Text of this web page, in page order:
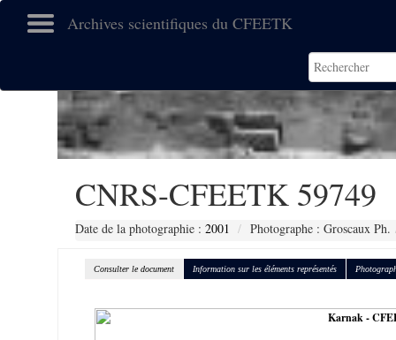
Archives scientifiques du CFEETK
CNRS-CFEETK 59749
Date de la photographie : 2001 Photographe : Groscaux Ph.
Consulter le document Information sur les éléments représentés